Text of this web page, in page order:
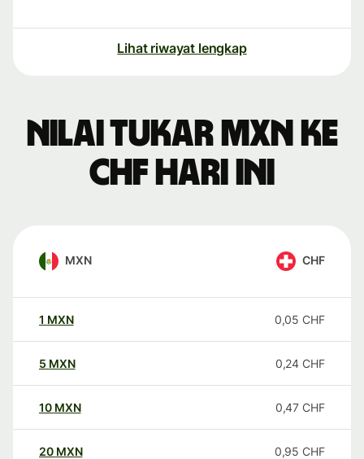
Lihat riwayat lengkap
Nilai tukar MXN ke
CHF hari ini
MXN CHF
1 MXN 0,05 CHF
5 MXN 0,24 CHF
10 MXN 0,47 CHF
20 MXN 0,95 CHF